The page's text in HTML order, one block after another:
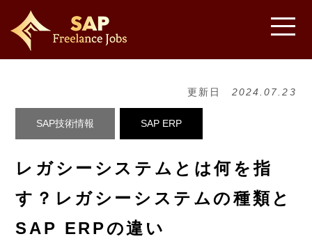
SAP技術情報 SAP ERP
更新日 2024.07.23
レガシーシステムとは何を指
す？レガシーシステムの種類と
SAP ERPの違い